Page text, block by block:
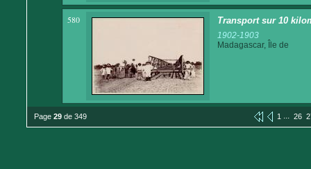
580 Transport sur 10
1902-1903
Madagascar, Île de
Page 29 de 349 1 ... 26